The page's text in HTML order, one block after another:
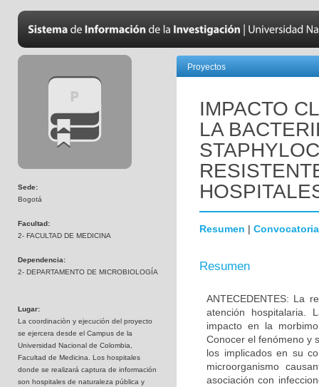
Sede:
Bogotá
Facultad:
2- FACULTAD DE MEDICINA
Dependencia:
2- DEPARTAMENTO DE MICROBIOLOGÍA
Lugar:
La coordinaciòn y ejecución del proyecto
se ejercera desde el Campus de la
Universidad Nacional de Colombia,
Facultad de Medicina. Los hospitales
donde se realizará captura de información
son hospitales de naturaleza pública y
Proyectos
IMPACTO
LA
Resumen | Convocatoria
Resumen
ANTECEDENTES: La
atención hospitalaria.
impacto en la
Conocer el fenómeno y
los implicados en su
microorganismo
asociación con